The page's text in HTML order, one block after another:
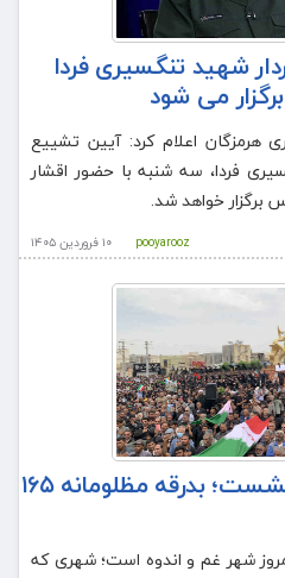
شهید تنگسیری فردا
می شود
هرمزگان اعلام کرد: آیین تشییع
فردا، سه شنبه با حضور اقشار
برگزار خواهد شد.
۱۰ فروردین ۱۴۰۵ pooyarooz
داغی که بر دل‌ ایران نشست؛ بدرقه مظلومانه ۱۶۵
شهر غم و اندوه است؛ شهری که